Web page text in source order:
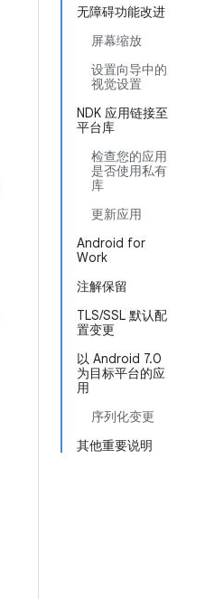
无障碍功能改进
屏幕缩放
设置向导中的
视觉设置
NDK 应用链接至
平台库
检查您的应用
是否使用私有
库
更新应用
Android for
Work
注解保留
TLS/SSL 默认配
置变更
以 Android 7.0
为目标平台的应
用
序列化变更
其他重要说明